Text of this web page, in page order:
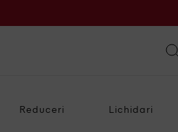
Reduceri Lichidari